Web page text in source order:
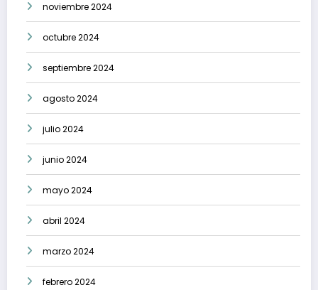
noviembre 2024
octubre 2024
septiembre 2024
agosto 2024
julio 2024
junio 2024
mayo 2024
abril 2024
marzo 2024
febrero 2024